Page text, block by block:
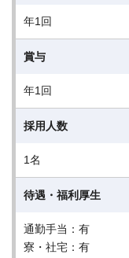
年1回
賞与
年1回
採用人数
1名
待遇・福利厚生
通勤手当：有
寮・社宅：有